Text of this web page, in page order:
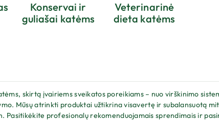
Konservai ir
guliašai katėms
Veterinarinė
dieta katėms
skirtą įvairiems sveikatos poreikiams – nuo virškinimo
Mūsų atrinkti produktai užtikrina visavertę ir subalansuotą
Pasitikėkite profesionalų rekomenduojamais sprendimais ir